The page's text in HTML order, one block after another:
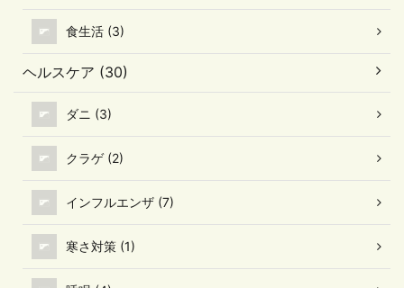
食生活 (3)
ヘルスケア (30)
ダニ (3)
クラゲ (2)
インフルエンザ (7)
寒さ対策 (1)